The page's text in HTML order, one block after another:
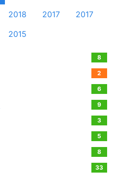
2018 2017
2017
2015
8
2
6
9
3
5
8
33